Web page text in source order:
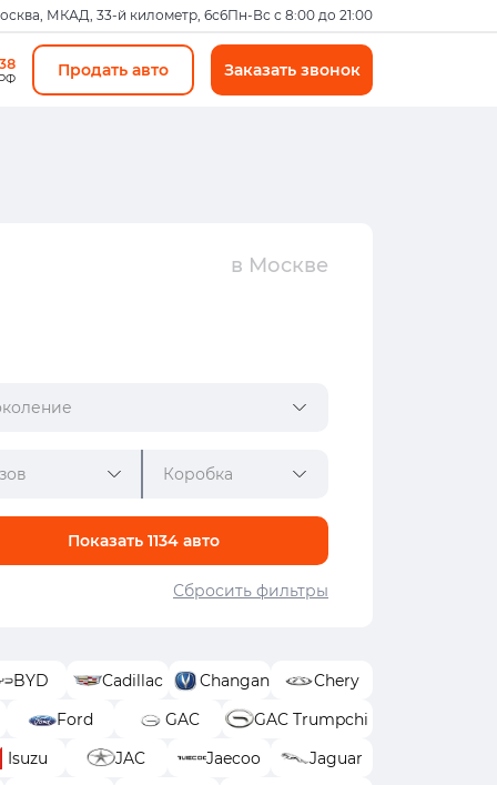
МКАД, 33-й километр, 6с6Пн-Вс с 8:00 до 21:00
Продать авто Заказать звонок
в Москве
Коробка
Показать 1134 авто
Сбросить фильтры
BYD Cadillac Changan
Chery
Ford GAC
GAC Trumpchi
Isuzu JAC Jaecoo
Jaguar